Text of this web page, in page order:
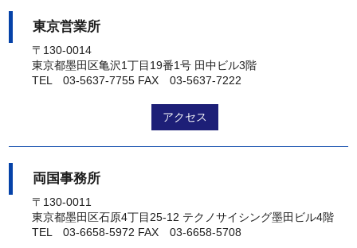
東京営業所
〒130-0014
東京都墨田区亀沢1丁目19番1号 田中ビル3階
TEL 03-5637-7755 FAX 03-5637-7222
アクセス
両国事務所
〒130-0011
東京都墨田区石原4丁目25-12 テクノサイシング墨田ビル4階
TEL 03-6658-5972 FAX 03-6658-5708